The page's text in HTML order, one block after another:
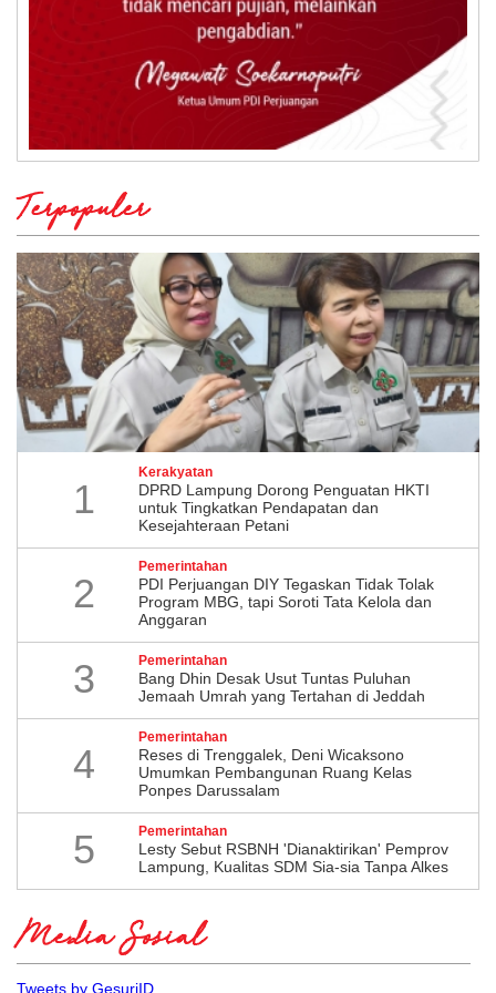
Terpopuler
1
Kerakyatan
DPRD Lampung Dorong Penguatan HKTI
untuk Tingkatkan Pendapatan dan
Kesejahteraan Petani
2
Pemerintahan
PDI Perjuangan DIY Tegaskan Tidak Tolak
Program MBG, tapi Soroti Tata Kelola dan
Anggaran
3 Pemerintahan
Bang Dhin Desak Usut Tuntas Puluhan
Jemaah Umrah yang Tertahan di Jeddah
4
Pemerintahan
​Reses di Trenggalek, Deni Wicaksono
Umumkan Pembangunan Ruang Kelas
Ponpes Darussalam
5 Pemerintahan
Lesty Sebut RSBNH 'Dianaktirikan' Pemprov
Lampung, Kualitas SDM Sia-sia Tanpa Alkes
Media Sosial
Tweets by GesuriID